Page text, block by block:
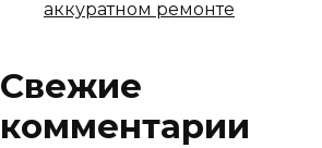
аккуратном ремонте
Свежие
комментарии